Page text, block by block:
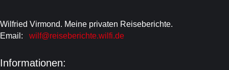
Wilfried Virmond. Meine privaten Reiseberichte.
Email:
wilf@reiseberichte.wilfi.de
Informationen: